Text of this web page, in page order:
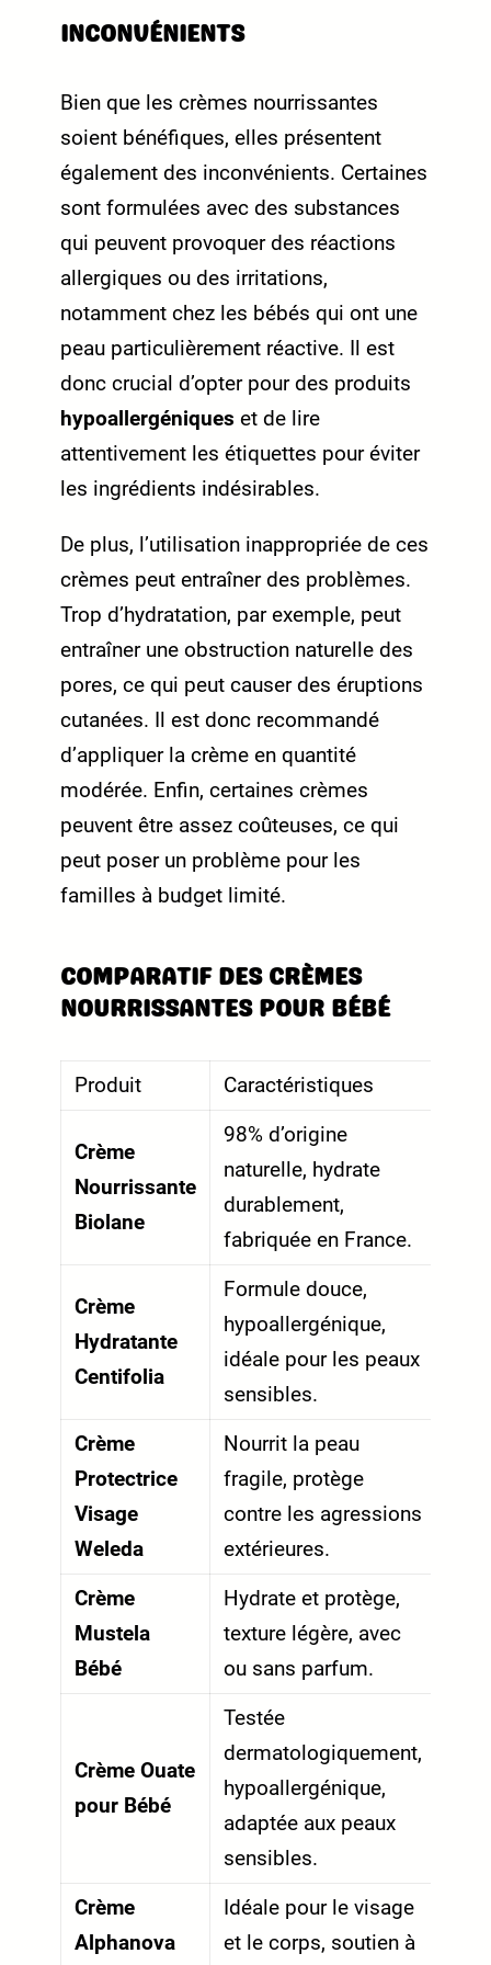
INCONVÉNIENTS
Bien que les crèmes nourrissantes
soient bénéfiques, elles présentent
également des inconvénients. Certaines
sont formulées avec des substances
qui peuvent provoquer des réactions
allergiques ou des irritations,
notamment chez les bébés qui ont une
peau particulièrement réactive. Il est
donc crucial d’opter pour des produits
hypoallergéniques et de lire
attentivement les étiquettes pour éviter
les ingrédients indésirables.
De plus, l’utilisation inappropriée de ces
crèmes peut entraîner des problèmes.
Trop d’hydratation, par exemple, peut
entraîner une obstruction naturelle des
pores, ce qui peut causer des éruptions
cutanées. Il est donc recommandé
d’appliquer la crème en quantité
modérée. Enfin, certaines crèmes
peuvent être assez coûteuses, ce qui
peut poser un problème pour les
familles à budget limité.
COMPARATIF DES CRÈMES
NOURRISSANTES POUR BÉBÉ
Produit Caractéristiques
Crème
Nourrissante
Biolane
98% d’origine
naturelle, hydrate
durablement,
fabriquée en France.
Crème
Hydratante
Centifolia
Formule douce,
hypoallergénique,
idéale pour les peaux
sensibles.
Crème
Protectrice
Visage
Weleda
Nourrit la peau
fragile, protège
contre les agressions
extérieures.
Crème
Mustela
Bébé
Hydrate et protège,
texture légère, avec
ou sans parfum.
Crème Ouate
pour Bébé
Testée
dermatologiquement,
hypoallergénique,
adaptée aux peaux
sensibles.
Crème
Alphanova
Idéale pour le visage
et le corps, soutien à